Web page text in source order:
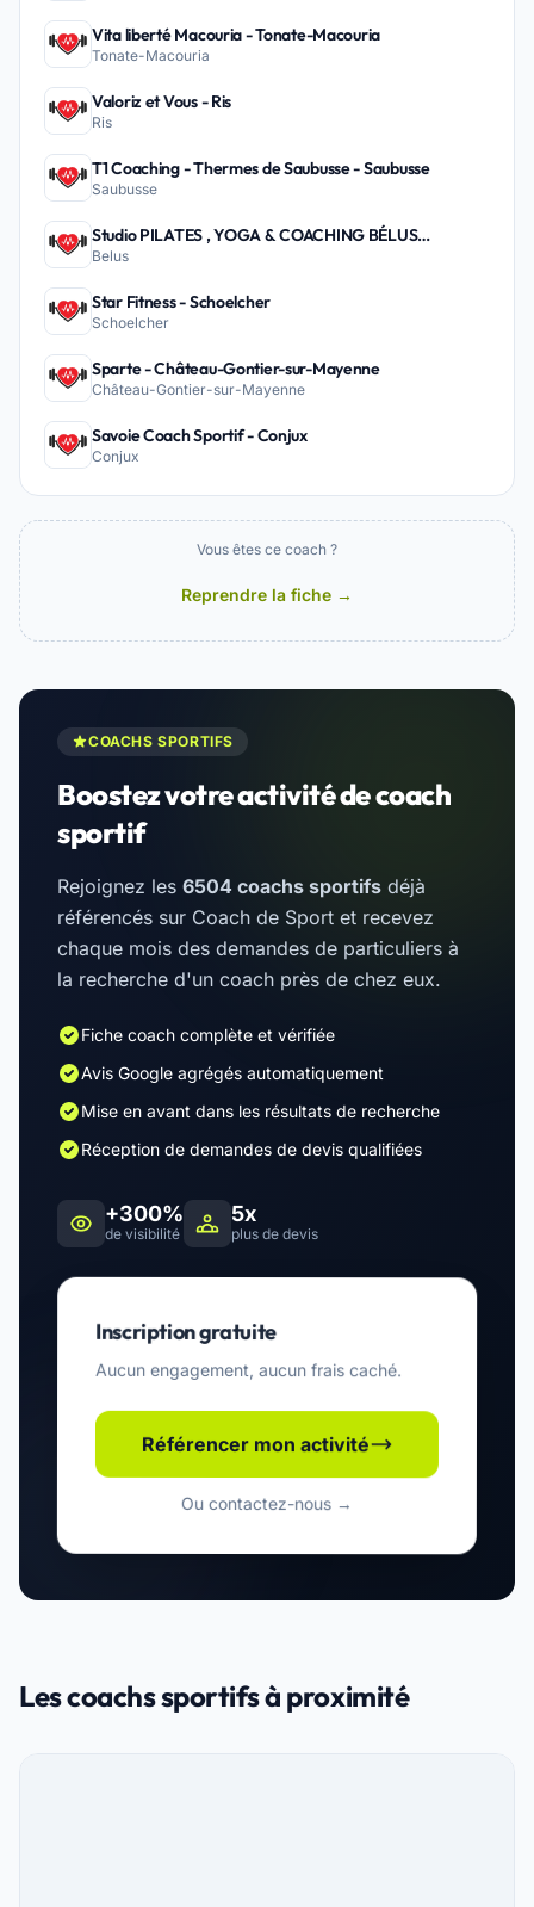
Vita liberté Macouria - Tonate-Macouria
Tonate-Macouria
Valoriz et Vous - Ris
Ris
T1 Coaching - Thermes de Saubusse - Saubusse
Saubusse
Studio PILATES , YOGA & COACHING BÉLUS
PEYREHORADE - Belus
Belus
Star Fitness - Schoelcher
Schoelcher
Sparte - Château-Gontier-sur-Mayenne
Château-Gontier-sur-Mayenne
Savoie Coach Sportif - Conjux
Conjux
Vous êtes ce coach ?
Reprendre la fiche →
COACHS SPORTIFS
Boostez votre activité de coach
sportif
Rejoignez les 6504 coachs sportifs déjà
référencés sur Coach de Sport et recevez
chaque mois des demandes de particuliers à
la recherche d'un coach près de chez eux.
Fiche coach complète et vérifiée
Avis Google agrégés automatiquement
Mise en avant dans les résultats de recherche
Réception de demandes de devis qualifiées
+300%
de visibilité
5x
plus de devis
Inscription gratuite
Aucun engagement, aucun frais caché.
Référencer mon activité
Ou contactez-nous →
Les coachs sportifs à proximité